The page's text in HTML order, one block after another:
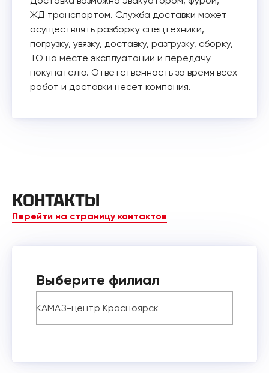
ЖД транспортом. Служба доставки может
осуществлять разборку спецтехники,
погрузку, увязку, доставку, разгрузку, сборку,
ТО на месте эксплуатации и передачу
покупателю. Ответственность за время всех
работ и доставки несет компания.
КОНТАКТЫ
Перейти на страницу контактов
Выберите филиал
КАМАЗ-центр Красноярск